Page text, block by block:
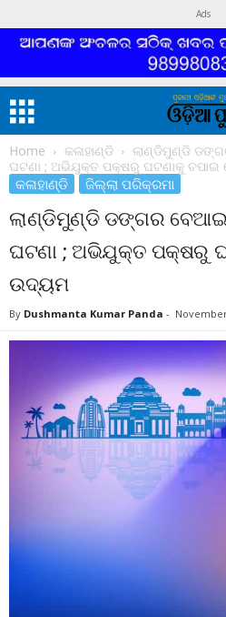
Ads
Home କଳାହାଣ୍ଡି
ଲାଣ୍ଡିମୁଣ୍ଡି
ଘଟଣା ; ଅଭିଯୁକ୍ତ ପକ୍ଷରୁ ଘଟଣାକୁ ଚପାଇ
କଳାହାଣ୍ଡି ଜିଲ୍ଲା ପରିକ୍ରମା
ଲାଣ୍ଡିମୁଣ୍ଡି ଡଙ୍ଗର
ଘଟଣା ; ଅଭିଯୁକ୍ତ ପକ୍ଷରୁ
ଉଦ୍ୟମ
By Dushmanta Kumar Panda -